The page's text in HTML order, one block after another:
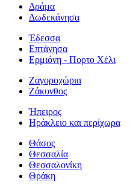
Δράμα
Δωδεκάνησα
Έδεσσα
Επτάνησα
Ερμιόνη - Πορτο Χέλι
Ζαγοροχώρια
Ζάκυνθος
Ήπειρος
Ηράκλειο και περίχωρα
Θάσος
Θεσσαλία
Θεσσαλονίκη
Θράκη